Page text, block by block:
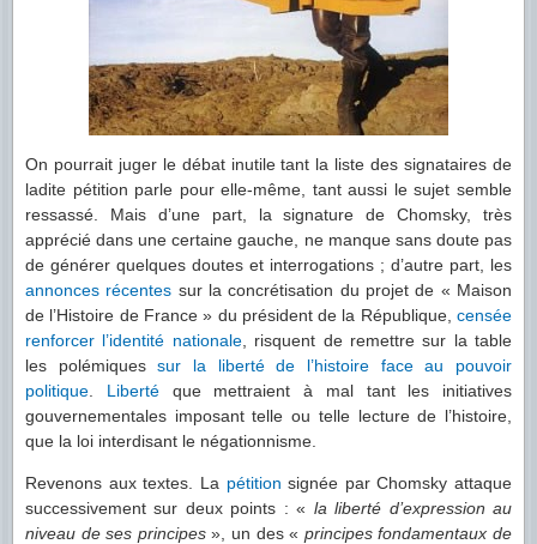
On pourrait juger le débat inutile tant la liste des signataires de
ladite pétition parle pour elle-même, tant aussi le sujet semble
ressassé. Mais d’une part, la signature de Chomsky, très
apprécié dans une certaine gauche, ne manque sans doute pas
de générer quelques doutes et interrogations ; d’autre part, les
annonces récentes sur la concrétisation du projet de « Maison
de l’Histoire de France » du président de la République, censée
renforcer l’identité nationale, risquent de remettre sur la table
les polémiquessur la liberté de l’histoire face au pouvoir
politique
Libertéque mettraient à mal tant les initiatives
gouvernementales imposant telle ou telle lecture de l’histoire,
que la loi interdisant le négationnisme.
Revenons aux textes. La pétition signée par Chomsky attaque
successivement sur deux points : « la liberté d’expression au
niveau de ses principes», un des « principes fondamentaux de